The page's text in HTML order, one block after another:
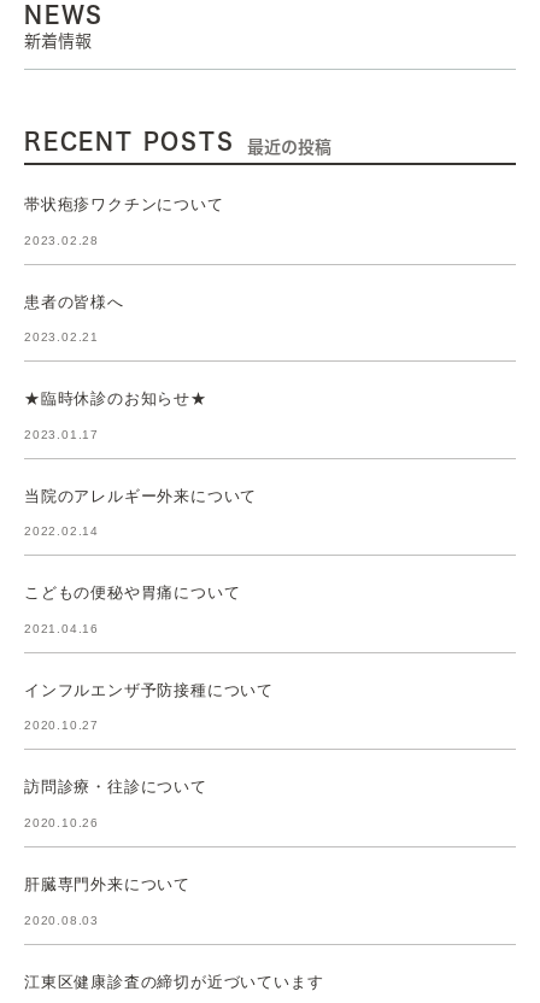
NEWS
新着情報
RECENT POSTS 最近の投稿
帯状疱疹ワクチンについて
2023.02.28
患者の皆様へ
2023.02.21
★臨時休診のお知らせ★
2023.01.17
当院のアレルギー外来について
2022.02.14
こどもの便秘や胃痛について
2021.04.16
インフルエンザ予防接種について
2020.10.27
訪問診療・往診について
2020.10.26
肝臓専門外来について
2020.08.03
江東区健康診査の締切が近づいています